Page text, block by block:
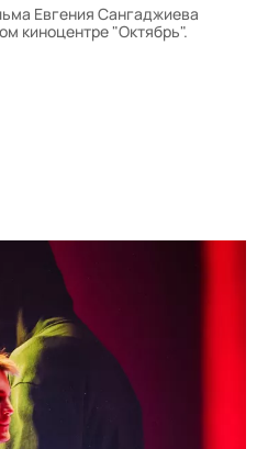
Евгения Сангаджиева
киноцентре "Октябрь".